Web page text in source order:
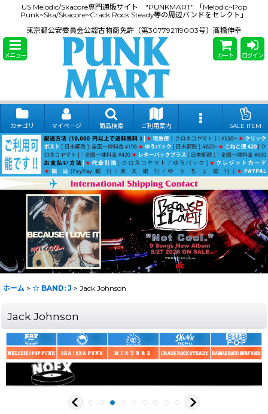
US Melodic/Skacore専門通販サイト "PUNKMART" 「Melodic~Pop
Punk~Ska/Skacore~Crack Rock Steady等の周辺バンドをセレクト」
東京都公安委員会公認古物商免許（第307792119003号）髙橋伸幸
メニュー カート ログイン
カテゴリ マイページ 商品検索 ご利用案内 SALE ITEM
ホーム > ☆ BAND: J > Jack Johnson
Jack Johnson